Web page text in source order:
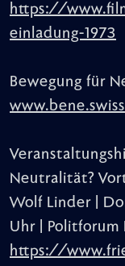
https://
einladung-1973
Bewegung für
www.bene.swiss
Neutralität?
Wolf Linder |
Uhr | Politforum
https://